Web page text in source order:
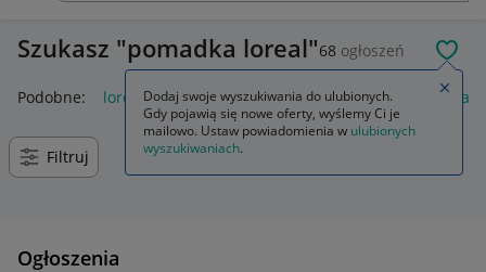
Szukasz pomadka loreal 68 ogłoszeń
Podobne:
loreal color riche pomadka loreal infallible
Filtruj
Ogłoszenia
Dodaj swoje wyszukiwania do ulubionych.
Gdy pojawią się nowe oferty, wyślemy Ci je
mailowo. Ustaw powiadomienia w ulubionych
wyszukiwaniach.